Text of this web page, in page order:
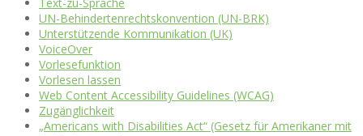
Text-zu-Sprache
UN-Behindertenrechtskonvention (UN-BRK)
Unterstützende Kommunikation (UK)
VoiceOver
Vorlesefunktion
Vorlesen lassen
Web Content Accessibility Guidelines (WCAG)
Zugänglichkeit
„Americans with Disabilities Act“ (Gesetz für Amerikaner mit